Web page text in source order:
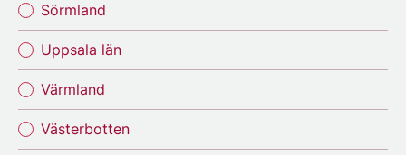
Sörmland
Uppsala län
Värmland
Västerbotten